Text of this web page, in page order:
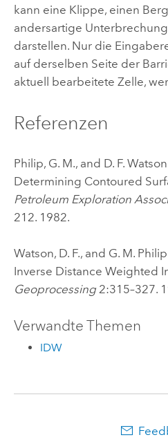
kann eine Klippe, einen
andersartige
darstellen. Nur die
auf derselben Seite der
aktuell bearbeitete Zelle,
Referenzen
Philip, G. M., and D. F.
Determining Contoured
Petroleum Exploration
212. 1982.
Watson, D. F., and G. M.
Inverse Distance Weighted
Geoprocessing2:315–327.
Verwandte Themen
IDW